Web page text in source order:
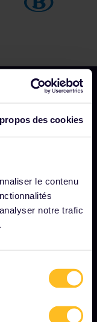
des cookies
le contenu
notre trafic